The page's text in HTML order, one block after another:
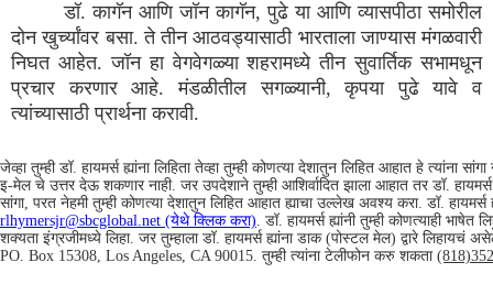
डॉ. कागॅन आणि जॉन कागॅन, पुढे या आणि व्यासपीठा समोरील
दोन खुर्च्यांवर बसा. ते तीन आठवड्यासाठी भारताला जाण्यास मंगळवारी
निघत आहेत. जॉन हा वेगवेगळ्या शहरामध्ये तीन सुवार्तिक सभामधून
प्रचार करणार आहे. मंडळीतील सगळ्यानी, कृपया पुढे यावे व
त्यांच्यासाठी प्रार्थना करावी.
जेव्हा तुम्ही डॉ. हायमर्स ह्यांना लिहिता तेव्हा तुम्ही कोणत्या देशातुन लिहित आहात हे त्यांना
इ-मेल चे उत्तर देऊ शकणार नाही. जर उपदेशाने तुम्ही आशिर्वादित झाला आहात तर डॉ.
सांगा, परत नेहमी तुम्ही कोणत्या देशातुन लिहित आहात ह्याचा उल्लेख अवश्य करा. डॉ. हायमर्स
rlhymersjr@sbcglobal.net (येथे क्लिक करा). डॉ. हायमर्स ह्यांनी तुम्ही कोणत्याही भाषेत
शक्यता इंग्रजीमध्ये लिहा. जर तुम्हाला डॉ. हायमर्स ह्यांना डाक (पोस्टल मेल) द्वारे लिहायचं
PO. Box 15308, Los Angeles, CA 90015. तुम्ही त्यांना टेलीफोन करु शकता